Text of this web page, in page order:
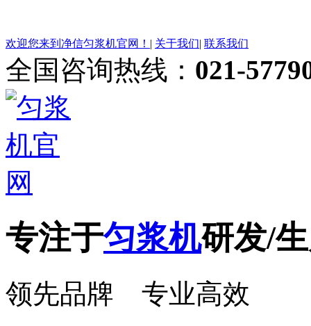
欢迎您来到净信匀浆机官网！ | 关于我们| 联系我们
全国咨询热线： 021-
专注于匀浆机研发/
领先品牌 专业高效